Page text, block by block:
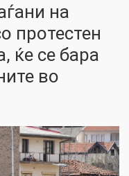
на
протестен
ќе се бара
во